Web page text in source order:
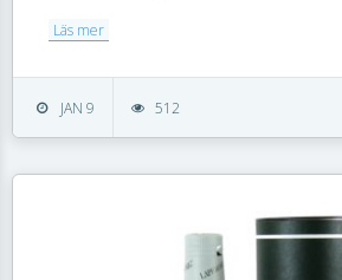
Läs mer
JAN 9 512